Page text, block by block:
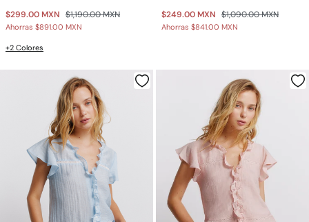
$299.00 MXN $1,190.00 MXN
Ahorras $891.00 MXN
+2 Colores
$249.00 MXN $1,090.00 MXN
Ahorras $841.00 MXN